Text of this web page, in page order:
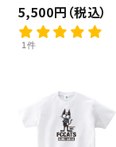
5,500円（税込）
1件